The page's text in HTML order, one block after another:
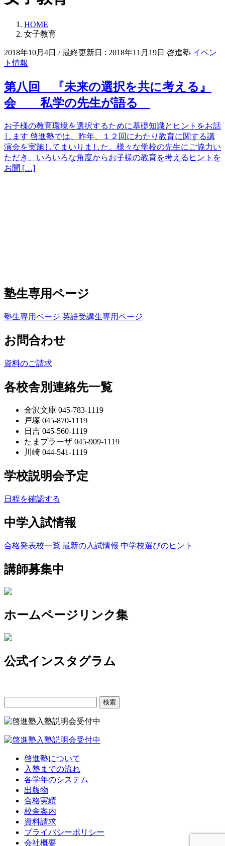
HOME
女子教育
2018年10月4日 / 最終更新日 : 2018年11月19日 啓進塾 イベン
ト情報
第八回 『未来の選択を共に考える』
会 私学の先生が語る
お子様の教育環境を選択するために基礎知識とヒントをお話
します 啓進塾では、昨年、１２回にわたり教育に関する講
演会を実施してまいりました。様々な学校の先生にご協力い
ただき、いろいろな角度からお子様の教育を考えるヒントを
お聞 […]
塾生専用ページ
塾生専用ページ 英語受講生専用ページ
お問合わせ
資料のご請求
各校舎別連絡先一覧
金沢文庫 045-783-1119
戸塚 045-870-1119
日吉 045-560-1119
たまプラーザ 045-909-1119
川崎 044-541-1119
学校説明会予定
日程を確認する
中学入試情報
合格発表校一覧 最新の入試情報 中学校選びのヒント
講師募集中
ホームページリンク集
公式インスタグラム
啓進塾について
入塾までの流れ
各学年のシステム
出版物
合格実績
校舎案内
資料請求
プライバシーポリシー
会社概要